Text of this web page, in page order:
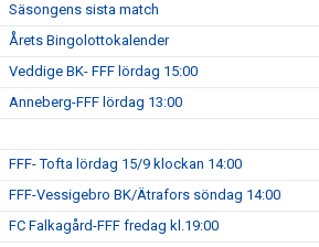
Säsongens sista match
Årets Bingolottokalender
Veddige BK- FFF lördag 15:00
Anneberg-FFF lördag 13:00
FFF- Tofta lördag 15/9 klockan 14:00
FFF-Vessigebro BK/Ätrafors söndag 14:00
FC Falkagård-FFF fredag kl.19:00